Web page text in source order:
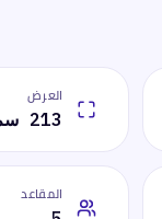
العرض
213 سم
المقاعد